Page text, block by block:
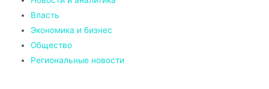
Власть
Экономика и бизнес
Общество
Региональные новости